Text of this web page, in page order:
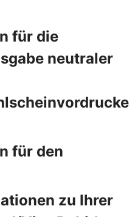
für die
neutraler
für den
zu Ihrer